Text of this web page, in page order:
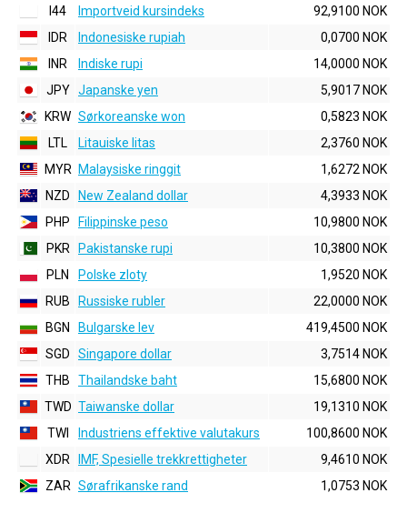
I44
Importveid kursindeks
92,9100 NOK
IDR
Indonesiske rupiah
0,0700 NOK
INR
Indiske rupi
14,0000 NOK
JPY Japanske yen
5,9017 NOK
KRW Sørkoreanske won
0,5823 NOK
LTL
Litauiske litas
2,3760 NOK
MYR
Malaysiske ringgit
1,6272 NOK
NZD
New Zealand dollar
4,3933 NOK
PHP
Filippinske peso
10,9800 NOK
PKR
Pakistanske rupi
10,3800 NOK
PLN
Polske zloty
1,9520 NOK
RUB
Russiske rubler
22,0000 NOK
BGN
Bulgarske lev
419,4500 NOK
SGD
Singapore dollar
3,7514 NOK
THB
Thailandske baht
15,6800 NOK
TWD Taiwanske dollar
19,1310 NOK
TWI
Industriens effektive valutakurs
100,8600 NOK
XDR
IMF, Spesielle trekkrettigheter
9,4610 NOK
ZAR Sørafrikanske rand 1,0753 NOK